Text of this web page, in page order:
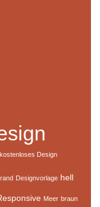
kostenloses Design
Designvorlage hell
Meer braun